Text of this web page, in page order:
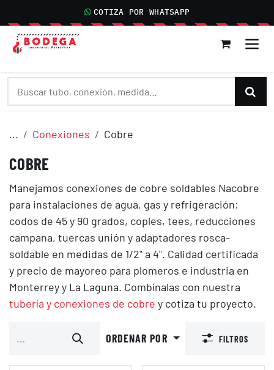
COTIZA POR WHATSAPP
... Conexiones Cobre
COBRE
Manejamos conexiones de cobre soldables Nacobre
para instalaciones de agua, gas y refrigeración:
codos de 45 y 90 grados, coples, tees, reducciones
campana, tuercas unión y adaptadores rosca-
soldable en medidas de 1/2" a 4". Calidad certificada
y precio de mayoreo para plomeros e industria en
Monterrey y La Laguna. Combínalas con nuestra
tubería y conexiones de cobre y cotiza tu proyecto.
ORDENAR POR FILTROS